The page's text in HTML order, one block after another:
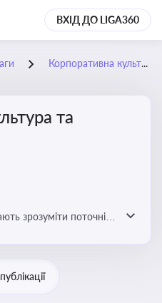
ВХІД ДО LIGA360
Корпоративна культура та цінності
та
зрозуміти поточні